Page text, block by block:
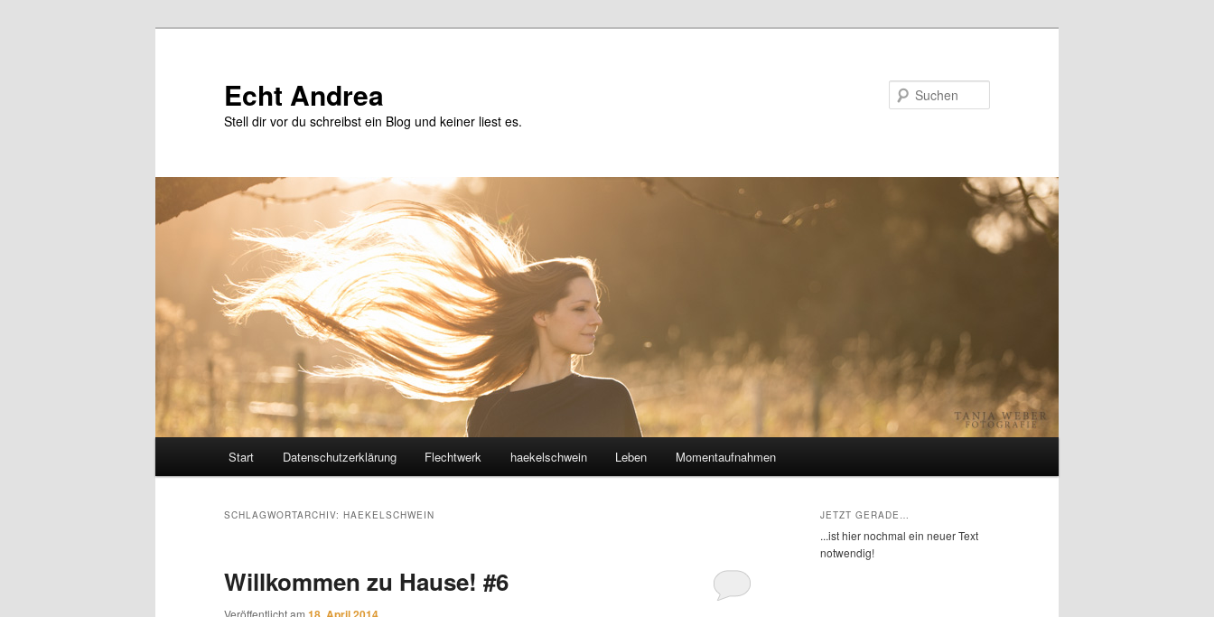
Echt Andrea
Stell dir vor du schreibst ein Blog und keiner liest es.
Start Datenschutzerklärung Flechtwerk haekelschwein Leben Momentaufnahmen
SCHLAGWORTARCHIV: HAEKELSCHWEIN
Willkommen zu Hause! #6
JETZT GERADE…
...ist hier nochmal ein neuer Text
notwendig!